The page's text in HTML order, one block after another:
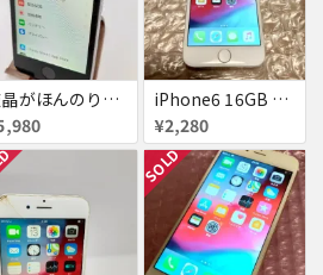
液晶がほんのり黄色いiPhone SE
iPhone6 16GB au 液晶表示不良
¥2,280
SOLD